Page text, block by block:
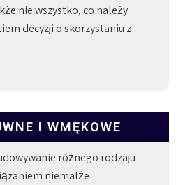
nie wszystko, co należy
decyzji o skorzystaniu z
I WMĘKOWE
różnego rodzaju
niemalże